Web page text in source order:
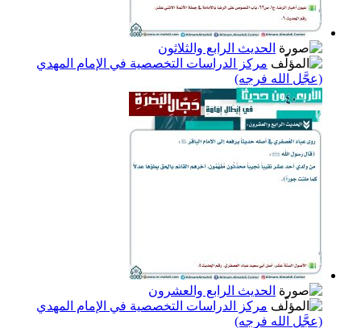
الحديث الرابع والثلاثون
مركز الدراسات التخصصية في الإمام المهدي
(عجَّل الله فرجه)
الحديث الرابع والعشرون
مركز الدراسات التخصصية في الإمام المهدي
(عجَّل الله فرجه)